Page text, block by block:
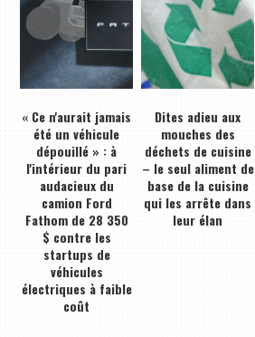
« Ce n'aurait jamais
été un véhicule
dépouillé » : à
l'intérieur du pari
audacieux du
camion Ford
Fathom de 28 350
$ contre les
startups de
véhicules
électriques à faible
coût
Dites adieu aux
mouches des
déchets de cuisine
– le seul aliment de
base de la cuisine
qui les arrête dans
leur élan